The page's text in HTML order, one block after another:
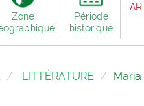
Zone
Période
historique
LITTÉRATURE Maria